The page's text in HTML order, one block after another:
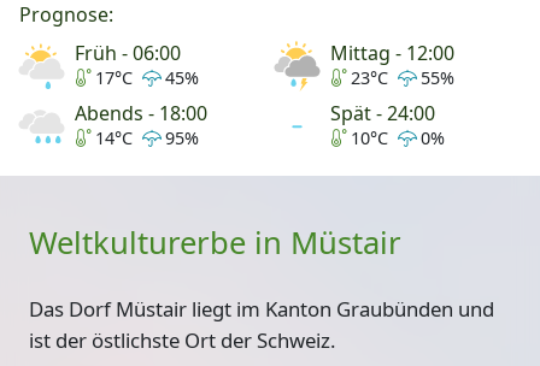
Prognose:
Früh - 06:00
17°C 45%
Mittag - 12:00
23°C 55%
Abends - 18:00
14°C 95%
Spät - 24:00
10°C 0%
Weltkulturerbe in Müstair
Das Dorf Müstair liegt im Kanton Graubünden und
ist der östlichste Ort der Schweiz.